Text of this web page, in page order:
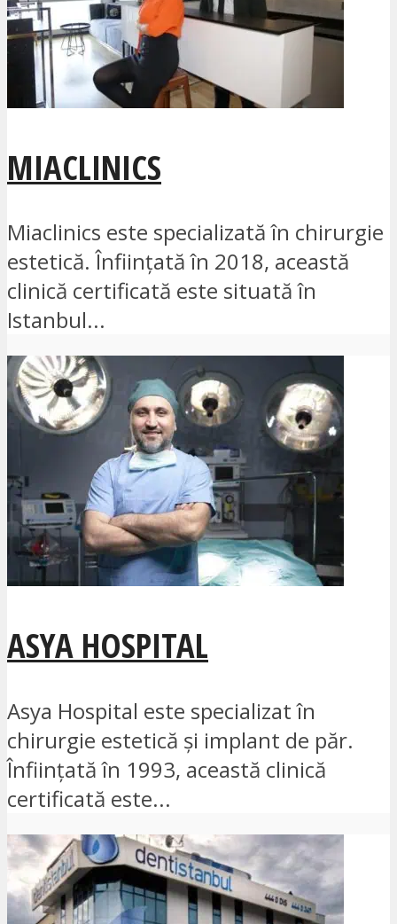
MIACLINICS
Miaclinics este specializată în chirurgie
estetică. Înființată în 2018, această
clinică certificată este situată în
Istanbul...
ASYA HOSPITAL
Asya Hospital este specializat în
chirurgie estetică și implant de păr.
Înființată în 1993, această clinică
certificată este...